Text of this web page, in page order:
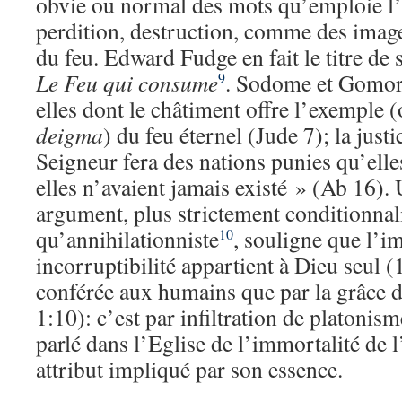
perdition, destruction, comme des
du feu. Edward Fudge en fait le titre de
Le Feu qui consume9. Sodome et
elles dont le châtiment offre l’exemple
deigma) du feu éternel (Jude 7); la
Seigneur fera des nations punies
elles n’avaient jamais existé » (Ab 16).
argument, plus strictement
qu’annihilationniste10, souligne que
incorruptibilité appartient à Dieu seul
conférée aux humains que par la grâce
1:10): c’est par infiltration de
parlé dans l’Eglise de l’immortalité de
attribut impliqué par son essence.